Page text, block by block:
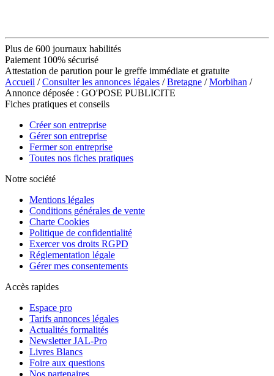
Plus de 600 journaux habilités
Paiement 100% sécurisé
Attestation de parution pour le greffe immédiate et gratuite
Accueil /Consulter les annonces légales /Bretagne /Morbihan /
Annonce déposée : GO'POSE PUBLICITE
Fiches pratiques et conseils
Créer son entreprise
Gérer son entreprise
Fermer son entreprise
Toutes nos fiches pratiques
Notre société
Mentions légales
Conditions générales de vente
Charte Cookies
Politique de confidentialité
Exercer vos droits RGPD
Réglementation légale
Gérer mes consentements
Accès rapides
Espace pro
Tarifs annonces légales
Actualités formalités
Newsletter JAL-Pro
Livres Blancs
Foire aux questions
Nos partenaires